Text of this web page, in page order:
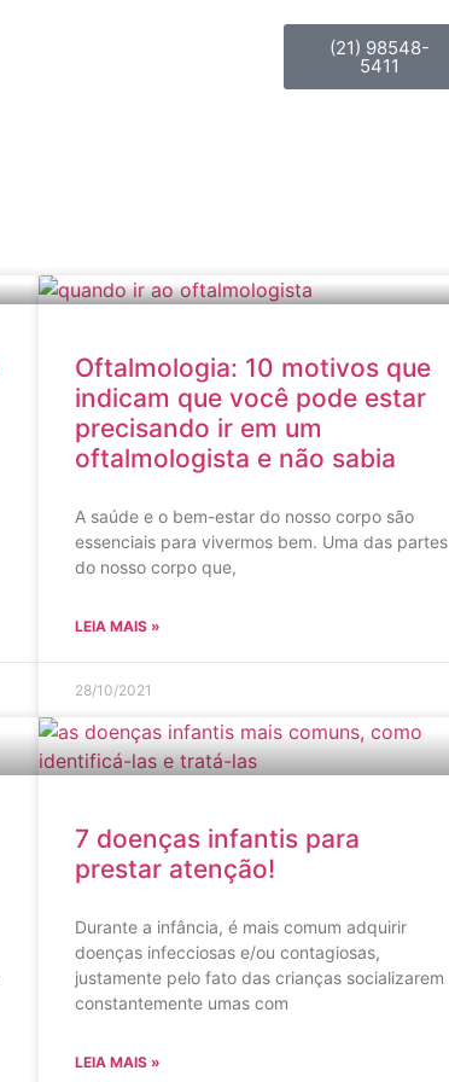
(21) 98548-
5411
Oftalmologia: 10 motivos que
indicam que você pode estar
precisando ir em um
oftalmologista e não sabia
A saúde e o bem-estar do nosso corpo são
essenciais para vivermos bem. Uma das partes
do nosso corpo que,
LEIA MAIS »
28/10/2021
7 doenças infantis para
prestar atenção!
Durante a infância, é mais comum adquirir
doenças infecciosas e/ou contagiosas,
justamente pelo fato das crianças socializarem
constantemente umas com
LEIA MAIS »